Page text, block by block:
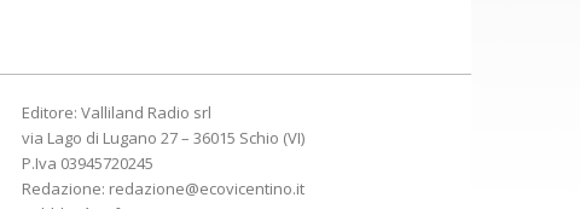
Editore: Valliland Radio srl
via Lago di Lugano 27 – 36015 Schio (VI)
P.Iva 03945720245
Redazione: redazione@ecovicentino.it